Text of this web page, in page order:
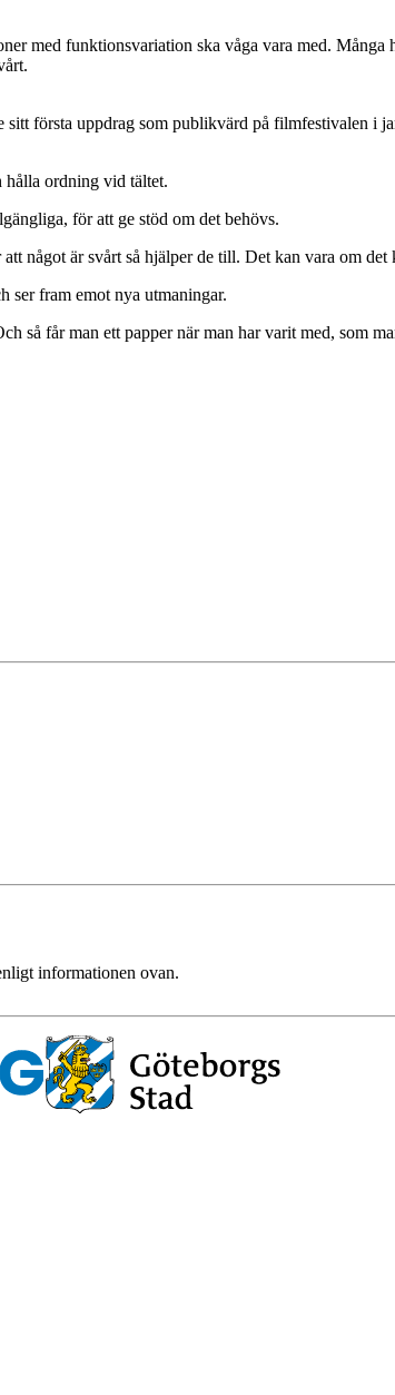
med funktionsvariation ska våga vara med.
första uppdrag som publikvärd på filmfestivalen i
ordning vid tältet.
för att ge stöd om det behövs.
något är svårt så hjälper de till. Det kan vara om
ser fram emot nya utmaningar.
så får man ett papper när man har varit med, som
informationen ovan.